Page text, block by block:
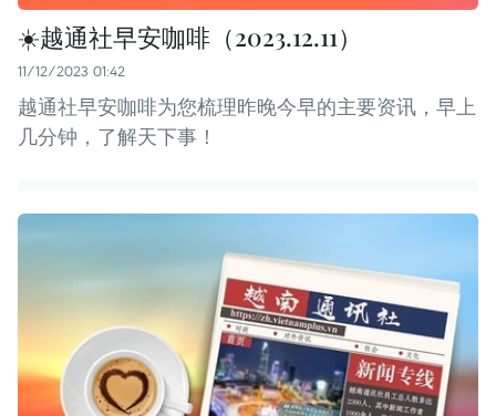
☀️越通社早安咖啡（2023.12.11）
11/12/2023 01:42
越通社早安咖啡为您梳理昨晚今早的主要资讯，早上
几分钟，了解天下事！